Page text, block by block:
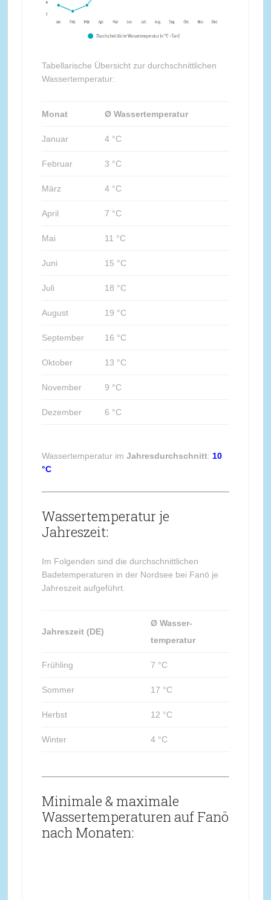
Tabellarische Übersicht zur durchschnittlichen
Wassertemperatur:
Monat Ø Wassertemperatur
Januar 4 °C
Februar 3 °C
März 4 °C
April 7 °C
Mai 11 °C
Juni 15 °C
Juli 18 °C
August 19 °C
September 16 °C
Oktober 13 °C
November 9 °C
Dezember 6 °C
Wassertemperatur im Jahresdurchschnitt: 10
°C
Wassertemperatur je
Jahreszeit:
Im Folgenden sind die durchschnittlichen
Badetemperaturen in der Nordsee bei Fanö je
Jahreszeit aufgeführt.
Jahreszeit (DE)
Ø Wasser-
temperatur
Frühling 7 °C
Sommer 17 °C
Herbst 12 °C
Winter 4 °C
Minimale & maximale
Wassertemperaturen auf Fanö
nach Monaten: